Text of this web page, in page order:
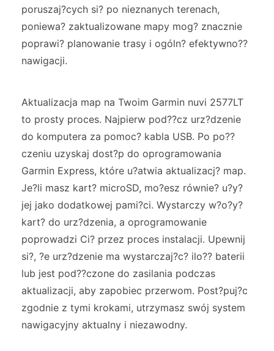
poruszaj?cych si? po nieznanych terenach,
poniewa? zaktualizowane mapy mog? znacznie
poprawi? planowanie trasy i ogóln? efektywno??
nawigacji.
Aktualizacja map na Twoim Garmin nuvi 2577LT
to prosty proces. Najpierw pod??cz urz?dzenie
do komputera za pomoc? kabla USB. Po po??
czeniu uzyskaj dost?p do oprogramowania
Garmin Express, które u?atwia aktualizacj? map.
Je?li masz kart? microSD, mo?esz równie? u?y?
jej jako dodatkowej pami?ci. Wystarczy w?o?y?
kart? do urz?dzenia, a oprogramowanie
poprowadzi Ci? przez proces instalacji. Upewnij
si?, ?e urz?dzenie ma wystarczaj?c? ilo?? baterii
lub jest pod??czone do zasilania podczas
aktualizacji, aby zapobiec przerwom. Post?puj?c
zgodnie z tymi krokami, utrzymasz swój system
nawigacyjny aktualny i niezawodny.